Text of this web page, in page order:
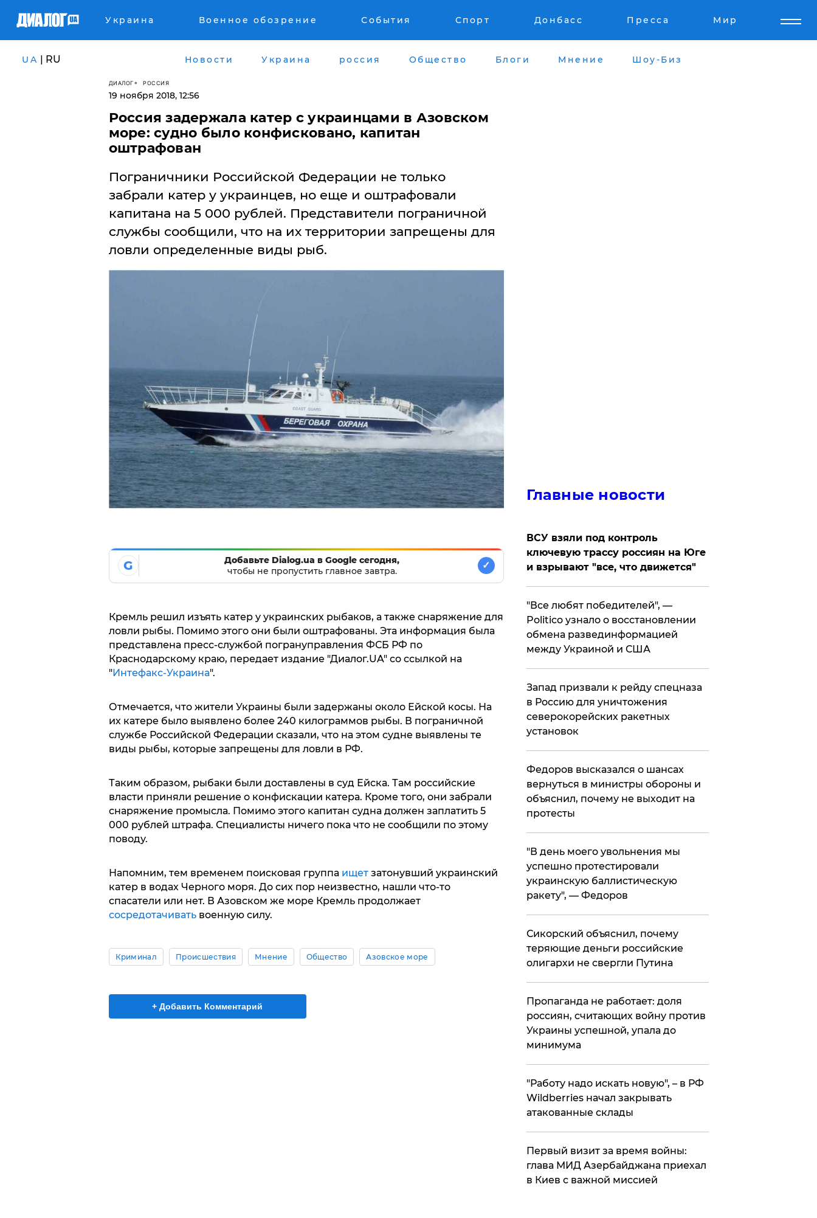
Украина Военное обозрение События Спорт Донбасс Пресса Мир
UA | RU Новости Украина россия Общество Блоги Мнение Шоу-Биз
ДИАЛОГ РОССИЯ
19 ноября 2018, 12:56
Россия задержала катер с украинцами в Азовском
море: судно было конфисковано, капитан
оштрафован
Пограничники Российской Федерации не только
забрали катер у украинцев, но еще и оштрафовали
капитана на 5 000 рублей. Представители пограничной
службы сообщили, что на их территории запрещены для
ловли определенные виды рыб.
G
Добавьте Dialog.ua в Google сегодня,
чтобы не пропустить главное завтра.
✓
Кремль решил изъять катер у украинских рыбаков, а также снаряжение для
ловли рыбы. Помимо этого они были оштрафованы. Эта информация была
представлена пресс-службой погрануправления ФСБ РФ по
Краснодарскому краю, передает издание "Диалог.UA" со ссылкой на
"Интефакс-Украина".
Отмечается, что жители Украины были задержаны около Ейской косы. На
их катере было выявлено более 240 килограммов рыбы. В пограничной
службе Российской Федерации сказали, что на этом судне выявлены те
виды рыбы, которые запрещены для ловли в РФ.
Таким образом, рыбаки были доставлены в суд Ейска. Там российские
власти приняли решение о конфискации катера. Кроме того, они забрали
снаряжение промысла. Помимо этого капитан судна должен заплатить 5
000 рублей штрафа. Специалисты ничего пока что не сообщили по этому
поводу.
Напомним, тем временем поисковая группа ищетзатонувший украинский
катер в водах Черного моря. До сих пор неизвестно, нашли что-то
спасатели или нет. В Азовском же море Кремль продолжает
сосредотачиватьвоенную силу.
Криминал Происшествия Мнение Общество Азовское море
+ Добавить Комментарий
Главные новости
ВСУ взяли под контроль
ключевую трассу россиян на Юге
и взрывают "все, что движется"
​"Все любят победителей", —
Politico узнало о восстановлении
обмена развединформацией
между Украиной и США
Запад призвали к рейду спецназа
в Россию для уничтожения
северокорейских ракетных
установок
Федоров высказался о шансах
вернуться в министры обороны и
объяснил, почему не выходит на
протесты
​"В день моего увольнения мы
успешно протестировали
украинскую баллистическую
ракету", — Федоров
Сикорский объяснил, почему
теряющие деньги российские
олигархи не свергли Путина
​Пропаганда не работает: доля
россиян, считающих войну против
Украины успешной, упала до
минимума
"Работу надо искать новую", – в РФ
Wildberries начал закрывать
атакованные склады
Первый визит за время войны:
глава МИД Азербайджана приехал
в Киев с важной миссией